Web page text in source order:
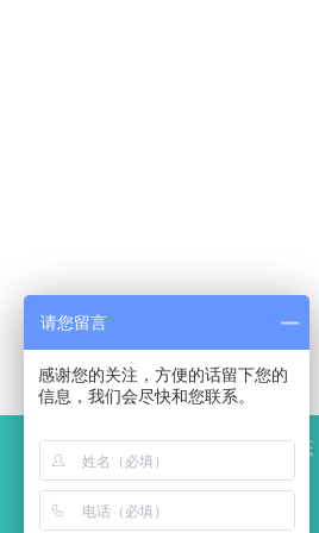
新闻动态
请您留言
感谢您的关注，方便的话留下您的
信息，我们会尽快和您联系。